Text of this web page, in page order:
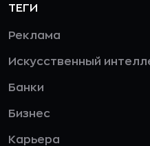
ТЕГИ
Реклама
Искусственный
Банки
Бизнес
Карьера